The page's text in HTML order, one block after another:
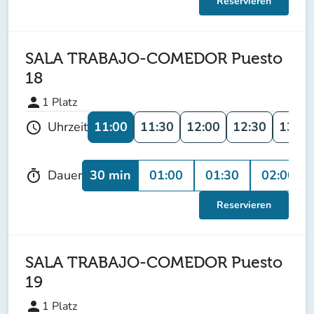
SALA TRABAJO-COMEDOR Puesto
18
person 1 Platz
schedule Uhrzeit 11:00 11:30 12:00 12:30 13:00
timer Dauer 30 min 01:00 01:30 02:00
Reservieren
SALA TRABAJO-COMEDOR Puesto
19
person 1 Platz